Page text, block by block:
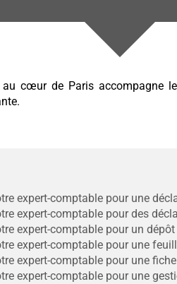
cœur de Paris accompagne
expert-comptable pour une
expert-comptable pour des
expert-comptable pour un
expert-comptable pour une
expert-comptable pour une
expert-comptable pour une